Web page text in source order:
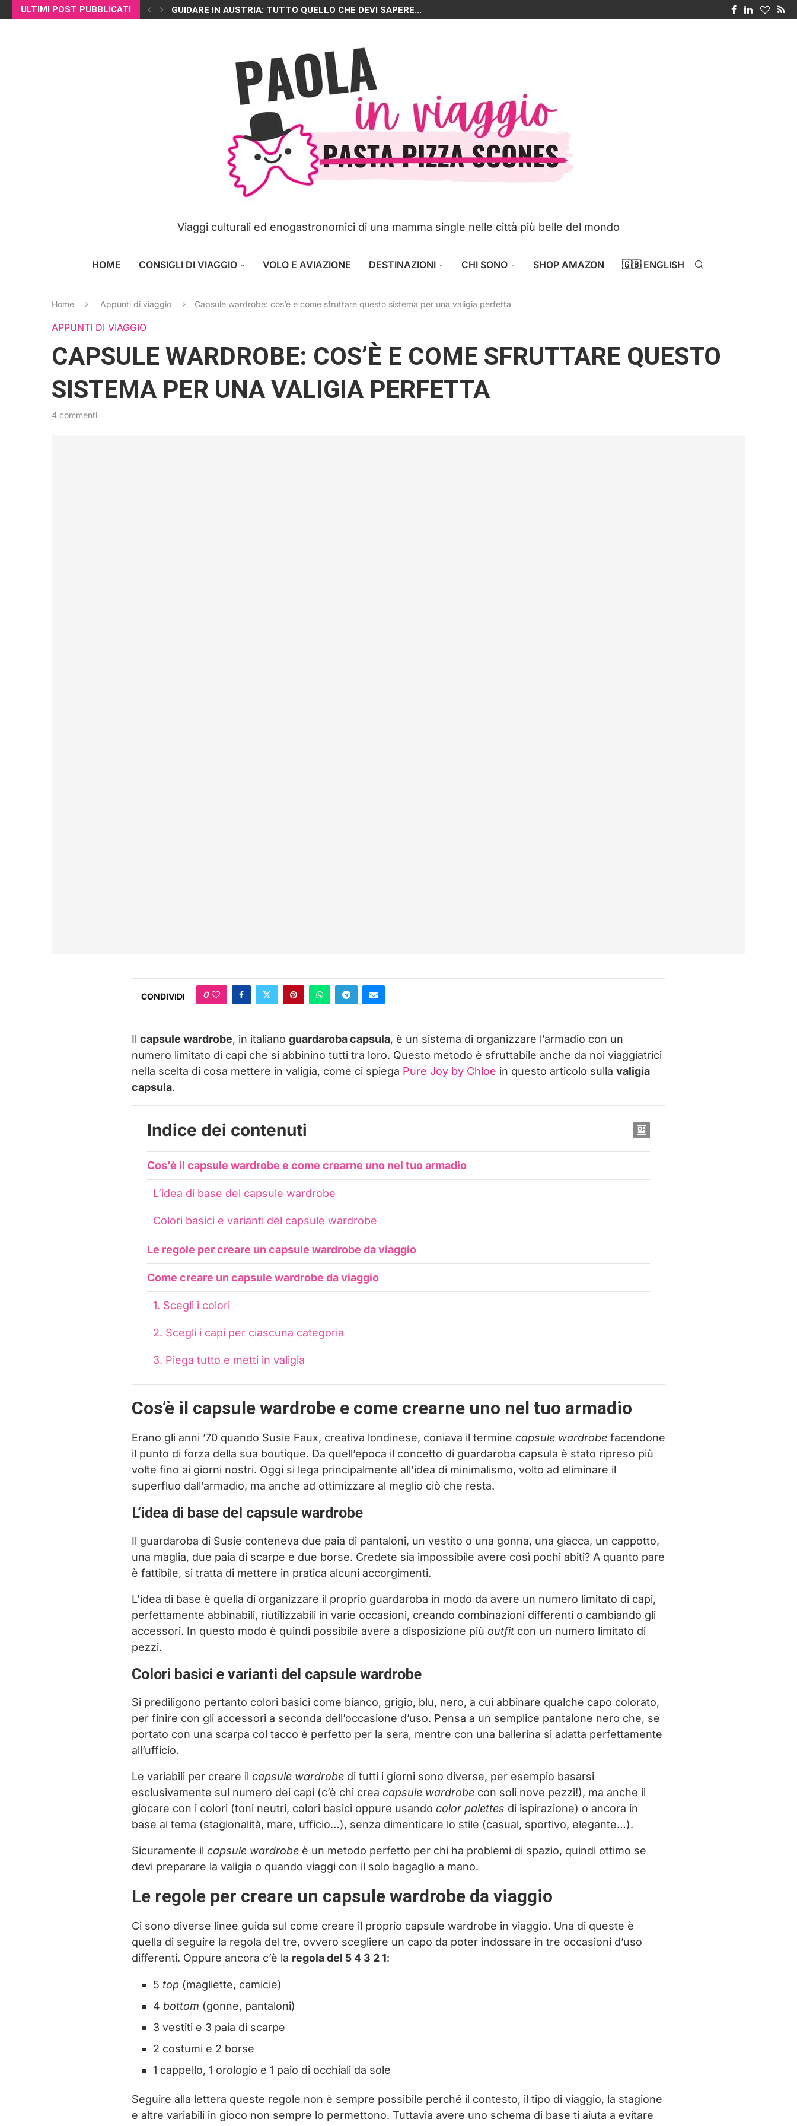
ULTIMI POST PUBBLICATI GUIDARE IN AUSTRIA: TUTTO QUELLO CHE DEVI SAPERE...
Viaggi culturali ed enogastronomici di una mamma single nelle città più belle del mondo
HOME CONSIGLI DI VIAGGIO VOLO E AVIAZIONE DESTINAZIONI CHI SONO SHOP AMAZON 🇬🇧 ENGLISH
Home Appunti di viaggio Capsule wardrobe: cos’è e come sfruttare questo sistema per una valigia perfetta
APPUNTI DI VIAGGIO
CAPSULE WARDROBE: COS’È E COME SFRUTTARE QUESTO
SISTEMA PER UNA VALIGIA PERFETTA
4 commenti
CONDIVIDI 0
Il capsule wardrobe, in italiano guardaroba capsula, è un sistema di organizzare l’armadio con un
numero limitato di capi che si abbinino tutti tra loro. Questo metodo è sfruttabile anche da noi viaggiatrici
nella scelta di cosa mettere in valigia, come ci spiega Pure Joy by Chloe in questo articolo sulla valigia
capsula.
Indice dei contenuti
Cos’è il capsule wardrobe e come crearne uno nel tuo armadio
L’idea di base del capsule wardrobe
Colori basici e varianti del capsule wardrobe
Le regole per creare un capsule wardrobe da viaggio
Come creare un capsule wardrobe da viaggio
1. Scegli i colori
2. Scegli i capi per ciascuna categoria
3. Piega tutto e metti in valigia
Cos’è il capsule wardrobe e come crearne uno nel tuo armadio
Erano gli anni ’70 quando Susie Faux, creativa londinese, coniava il termine capsule wardrobe facendone
il punto di forza della sua boutique. Da quell’epoca il concetto di guardaroba capsula è stato ripreso più
volte fino ai giorni nostri. Oggi si lega principalmente all’idea di minimalismo, volto ad eliminare il
superfluo dall’armadio, ma anche ad ottimizzare al meglio ciò che resta.
L’idea di base del capsule wardrobe
Il guardaroba di Susie conteneva due paia di pantaloni, un vestito o una gonna, una giacca, un cappotto,
una maglia, due paia di scarpe e due borse. Credete sia impossibile avere così pochi abiti? A quanto pare
è fattibile, si tratta di mettere in pratica alcuni accorgimenti.
L’idea di base è quella di organizzare il proprio guardaroba in modo da avere un numero limitato di capi,
perfettamente abbinabili, riutilizzabili in varie occasioni, creando combinazioni differenti o cambiando gli
accessori. In questo modo è quindi possibile avere a disposizione più outfit con un numero limitato di
pezzi.
Colori basici e varianti del capsule wardrobe
Si prediligono pertanto colori basici come bianco, grigio, blu, nero, a cui abbinare qualche capo colorato,
per finire con gli accessori a seconda dell’occasione d’uso. Pensa a un semplice pantalone nero che, se
portato con una scarpa col tacco è perfetto per la sera, mentre con una ballerina si adatta perfettamente
all’ufficio.
Le variabili per creare il capsule wardrobe di tutti i giorni sono diverse, per esempio basarsi
esclusivamente sul numero dei capi (c’è chi crea capsule wardrobe con soli nove pezzi!), ma anche il
giocare con i colori (toni neutri, colori basici oppure usando color palettes di ispirazione) o ancora in
base al tema (stagionalità, mare, ufficio…), senza dimenticare lo stile (casual, sportivo, elegante…).
Sicuramente il capsule wardrobe è un metodo perfetto per chi ha problemi di spazio, quindi ottimo se
devi preparare la valigia o quando viaggi con il solo bagaglio a mano.
Le regole per creare un capsule wardrobe da viaggio
Ci sono diverse linee guida sul come creare il proprio capsule wardrobe in viaggio. Una di queste è
quella di seguire la regola del tre, ovvero scegliere un capo da poter indossare in tre occasioni d’uso
differenti. Oppure ancora c’è la regola del 5 4 3 2 1:
5 top (magliette, camicie)
4 bottom (gonne, pantaloni)
3 vestiti e 3 paia di scarpe
2 costumi e 2 borse
1 cappello, 1 orologio e 1 paio di occhiali da sole
Seguire alla lettera queste regole non è sempre possibile perché il contesto, il tipo di viaggio, la stagione
e altre variabili in gioco non sempre lo permettono. Tuttavia avere uno schema di base ti aiuta a evitare